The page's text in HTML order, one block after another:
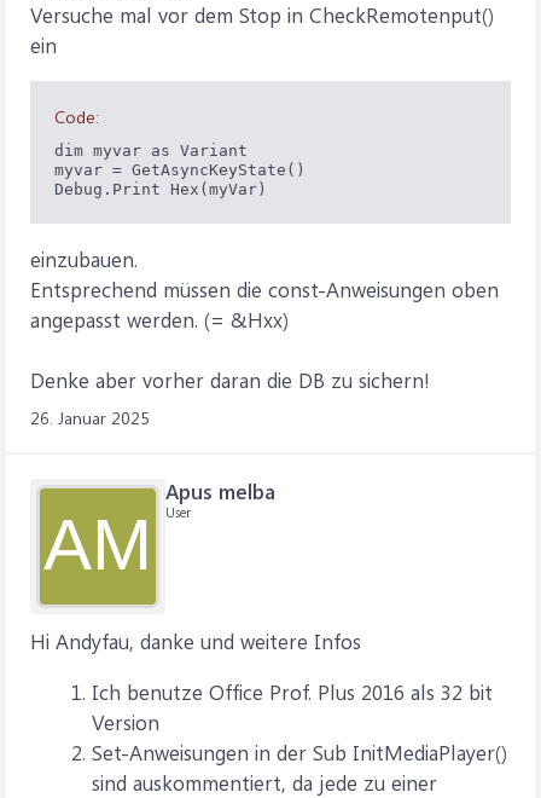
Versuche mal vor dem Stop in CheckRemotenput()
ein
Code:
dim myvar as Variant
myvar = GetAsyncKeyState()
Debug.Print Hex(myVar)
einzubauen.
Entsprechend müssen die const-Anweisungen oben
angepasst werden. (= &Hxx)
Denke aber vorher daran die DB zu sichern!
26. Januar 2025
AM
Apus melba
User
Hi Andyfau, danke und weitere Infos
Ich benutze Office Prof. Plus 2016 als 32 bit
Version
Set-Anweisungen in der Sub InitMediaPlayer()
sind auskommentiert, da jede zu einer